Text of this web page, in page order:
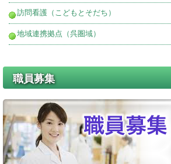
訪問看護（こどもとそだち）
地域連携拠点（呉圏域）
職員募集